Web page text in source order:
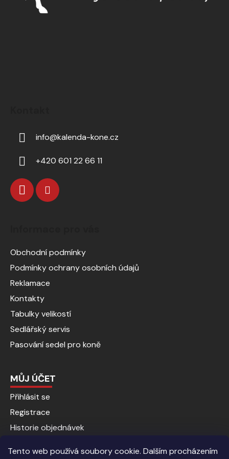
Tento web používá soubory cookie. Dalším procházením
info@kalenda-kone.cz
+420 601 22 66 11
Obchodní podmínky
Podmínky ochrany osobních údajů
Reklamace
Kontakty
Tabulky velikostí
Sedlářský servis
Pasování sedel pro koně
MŮJ ÚČET
Přihlásit se
Registrace
Historie objednávek